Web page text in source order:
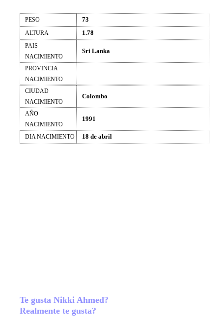
PESO 73
ALTURA 1.78
PAIS
NACIMIENTO
Sri Lanka
PROVINCIA
NACIMIENTO
CIUDAD
NACIMIENTO
Colombo
AÑO
NACIMIENTO
1991
DIA NACIMIENTO 18 de abril
Te gusta Nikki Ahmed?
Realmente te gusta?